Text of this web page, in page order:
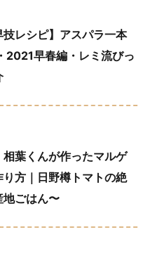
技レシピ】アスパラ一本
2021早春編・レミ流びっ
相葉くんが作ったマルゲ
り方｜日野樽トマトの絶
地ごはん〜